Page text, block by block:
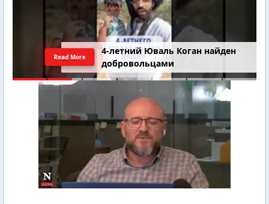
4-летний Юваль Коган найден
добровольцами
Read More